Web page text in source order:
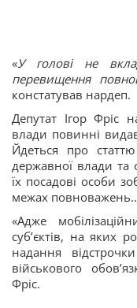
«У голові не
перевищення
констатував нардеп.
Депутат Ігор Фріс
влади повинні
Йдеться про
державної влади та
їх посадові особи
межах
«Адже
суб’єктів, на яких
надання
військового
Фріс.